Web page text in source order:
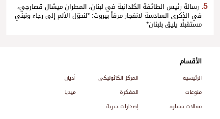
رسالة رئيس الطائفة الكلدانية في لبنان، المطران ميشال قصارجي،
في الذكرى السادسة لانفجار مرفأ بيروت: *لنحوّل الألم إلى رجاء ونبني
مستقبلًا يليق بلبنان*
الأقسام
الرئيسية المركز الكاثوليكي
أديان
منوعات
المفكرة
ميديا
مقالات مختارة
إصدارات حبرية